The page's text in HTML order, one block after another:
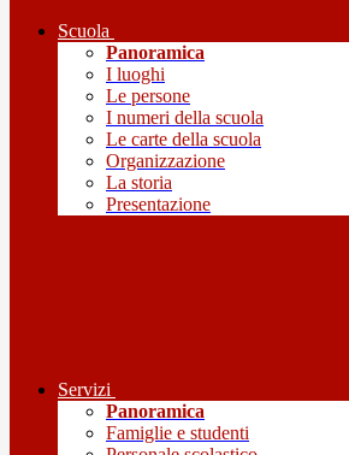
Scuola
Panoramica
I luoghi
Le persone
I numeri della scuola
Le carte della scuola
Organizzazione
La storia
Presentazione
Servizi
Panoramica
Famiglie e studenti